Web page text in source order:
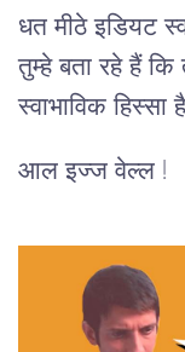
धत मीठे इडियट
तुम्हे बता रहे हैं
स्वाभाविक हिस्सा
आल इज्ज वेल्ल !